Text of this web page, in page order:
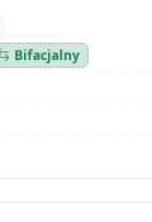
Bifacjalny